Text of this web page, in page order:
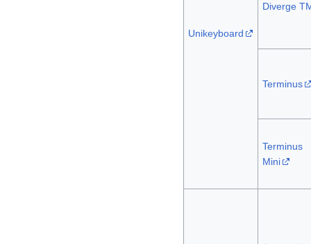
Unikeyboard
Diverge
Terminus
Terminus
Mini